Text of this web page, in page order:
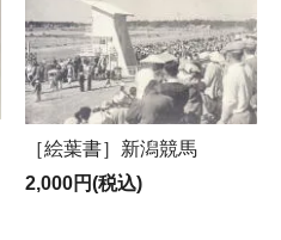
［絵葉書］新潟競馬
2,000円(税込)